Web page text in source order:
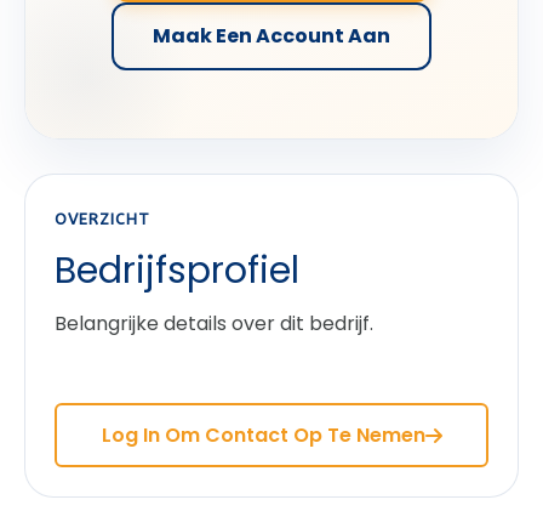
Maak Een Account Aan
OVERZICHT
Bedrijfsprofiel
Belangrijke details over dit bedrijf.
Log In Om Contact Op Te Nemen